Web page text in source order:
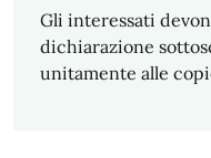
Gli interessati
dichiarazione
unitamente alle